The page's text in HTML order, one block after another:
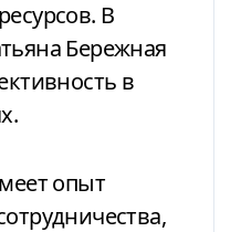
В
Бережная
в
опыт